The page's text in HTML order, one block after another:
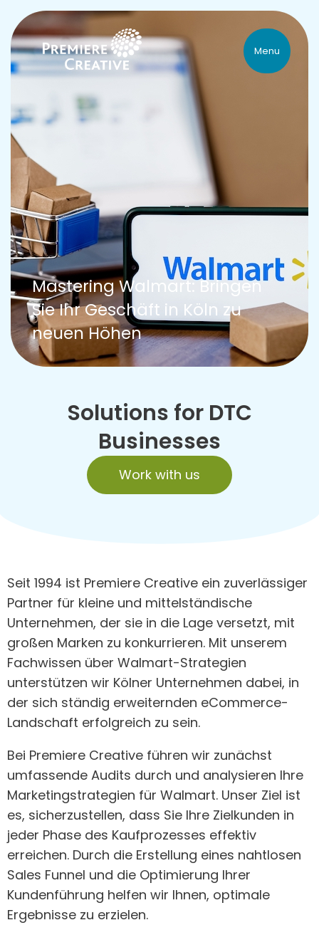
Menu
Mastering Walmart: Bringen
Sie Ihr Geschäft in Köln zu
neuen Höhen
Solutions for DTC
Businesses
Work with us
Seit 1994 ist Premiere Creative ein zuverlässiger
Partner für kleine und mittelständische
Unternehmen, der sie in die Lage versetzt, mit
großen Marken zu konkurrieren. Mit unserem
Fachwissen über Walmart-Strategien
unterstützen wir Kölner Unternehmen dabei, in
der sich ständig erweiternden eCommerce-
Landschaft erfolgreich zu sein.
Bei Premiere Creative führen wir zunächst
umfassende Audits durch und analysieren Ihre
Marketingstrategien für Walmart. Unser Ziel ist
es, sicherzustellen, dass Sie Ihre Zielkunden in
jeder Phase des Kaufprozesses effektiv
erreichen. Durch die Erstellung eines nahtlosen
Sales Funnel und die Optimierung Ihrer
Kundenführung helfen wir Ihnen, optimale
Ergebnisse zu erzielen.